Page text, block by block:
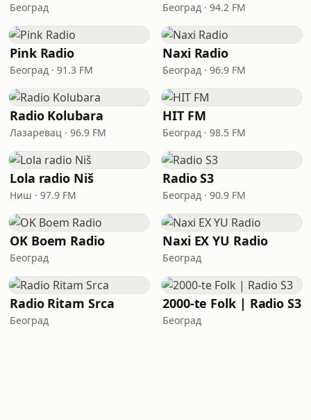
Београд Београд · 94.2 FM
Pink Radio
Београд · 91.3 FM
Naxi Radio
Београд · 96.9 FM
Radio Kolubara
Лазаревац · 96.9 FM
HIT FM
Београд · 98.5 FM
Lola radio Niš
Ниш · 97.9 FM
Radio S3
Београд · 90.9 FM
OK Boem Radio
Београд
Naxi EX YU Radio
Београд
Radio Ritam Srca
Београд
2000-te Folk | Radio S3
Београд